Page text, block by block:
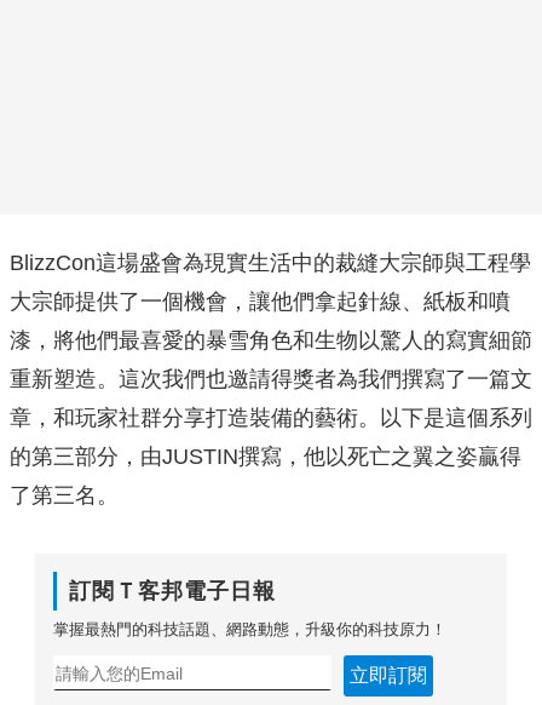
BlizzCon這場盛會為現實生活中的裁縫大宗師與工程學
大宗師提供了一個機會，讓他們拿起針線、紙板和噴
漆，將他們最喜愛的暴雪角色和生物以驚人的寫實細節
重新塑造。這次我們也邀請得獎者為我們撰寫了一篇文
章，和玩家社群分享打造裝備的藝術。以下是這個系列
的第三部分，由JUSTIN撰寫，他以死亡之翼之姿贏得
了第三名。
訂閱Ｔ客邦電子日報
掌握最熱門的科技話題、網路動態，升級你的科技原力！
立即訂閱